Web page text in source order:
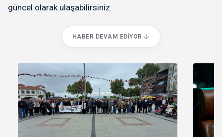
güncel olarak ulaşabilirsiniz.
HABER DEVAM EDIYOR